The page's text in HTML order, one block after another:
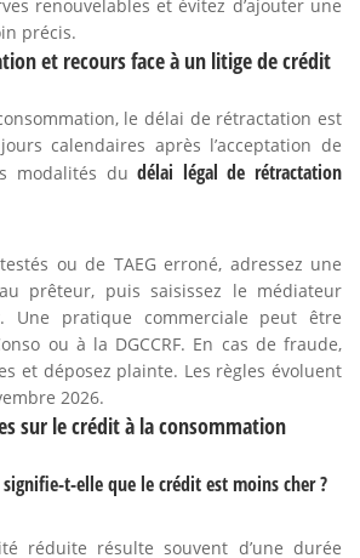
renouvelables et évitez d’ajouter une
précis.
et recours face à un litige de crédit
le délai de rétractation est
calendaires après l’acceptation de
modalités dudélai légal de rétractation
ou de TAEG erroné, adressez une
prêteur, puis saisissez le médiateur
Une pratique commerciale peut être
ou à la DGCCRF. En cas de fraude,
et déposez plainte. Les règles évoluent
2026.
sur le crédit à la consommation
t-elle que le crédit est moins cher ?
réduite résulte souvent d’une durée